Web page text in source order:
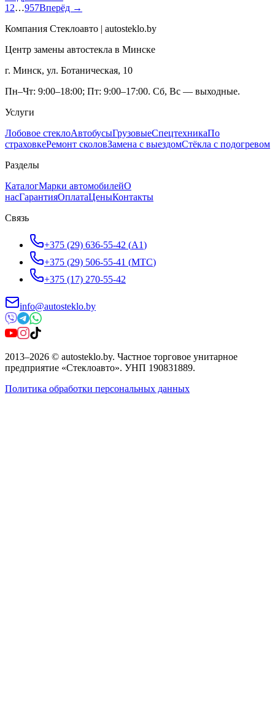
1 2…957Вперёд →
Компания Стеклоавто | autosteklo.by
Центр замены автостекла в Минске
г. Минск, ул. Ботаническая, 10
Пн–Чт: 9:00–18:00; Пт: 9:00–17:00. Сб, Вс — выходные.
Услуги
Лобовое стеклоАвтобусыГрузовыеСпецтехникаПо
страховкеРемонт сколовЗамена с выездомСтёкла с подогревом
Разделы
КаталогМарки автомобилейО
насГарантияОплатаЦеныКонтакты
Связь
+375 (29) 636-55-42 (A1)
+375 (29) 506-55-41 (МТС)
+375 (17) 270-55-42
info@autosteklo.by
2013–2026 © autosteklo.by. Частное торговое унитарное
предприятие «Стеклоавто». УНП 190831889.
Политика обработки персональных данных